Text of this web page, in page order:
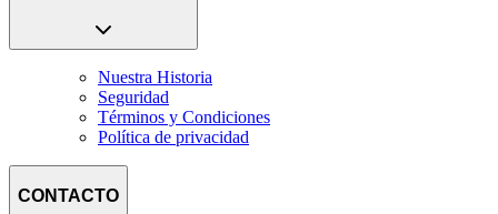
Nuestra Historia
Seguridad
Términos y Condiciones
Política de privacidad
CONTACTO